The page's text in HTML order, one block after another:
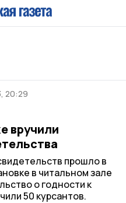
20:29
вручили
прошло в
в читальном зале
о годности к
50 курсантов.